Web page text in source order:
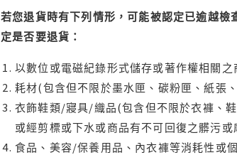
若您退貨時有下列情形，可能被認定已逾越
定是否要退貨：
以數位或電磁紀錄形式儲存或著作權相關
耗材(包含但不限於墨水匣、碳粉匣、紙張
衣飾鞋類/寢具/織品(包含但不限於衣褲、
或經剪標或下水或商品有不可回復之髒污或
食品、美容/保養用品、內衣褲等消耗性或